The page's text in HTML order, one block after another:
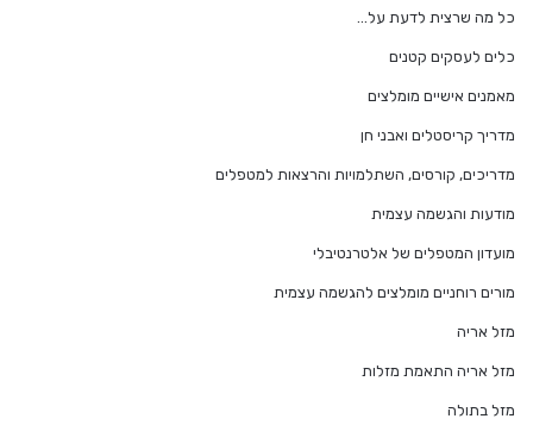
כל מה שרצית לדעת על…
כלים לעסקים קטנים
מאמנים אישיים מומלצים
מדריך קריסטלים ואבני חן
מדריכים, קורסים, השתלמויות והרצאות למטפלים
מודעות והגשמה עצמית
מועדון המטפלים של אלטרנטיבלי
מורים רוחניים מומלצים להגשמה עצמית
מזל אריה
מזל אריה התאמת מזלות
מזל בתולה